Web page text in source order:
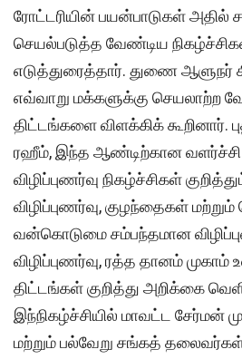
ரோட்டரியின் பயன்பாடுகள்
செயல்படுத்த வேண்டிய
எடுத்துரைத்தார். துணை ஆளுநர்
எவ்வாறு மக்களுக்கு செயலாற்ற
திட்டங்களை விளக்கிக் கூறினார்.
ரஹீம், இந்த ஆண்டிற்கான வளர்ச்சி
விழிப்புணர்வு நிகழ்ச்சிகள்
விழிப்புணர்வு, குழந்தைகள்
வன்கொடுமை சம்பந்தமான
விழிப்புணர்வு, ரத்த தானம் முகாம்
திட்டங்கள் குறித்து அறிக்கை
இந்நிகழ்ச்சியில் மாவட்ட சேர்மன்
மற்றும் பல்வேறு சங்கத்